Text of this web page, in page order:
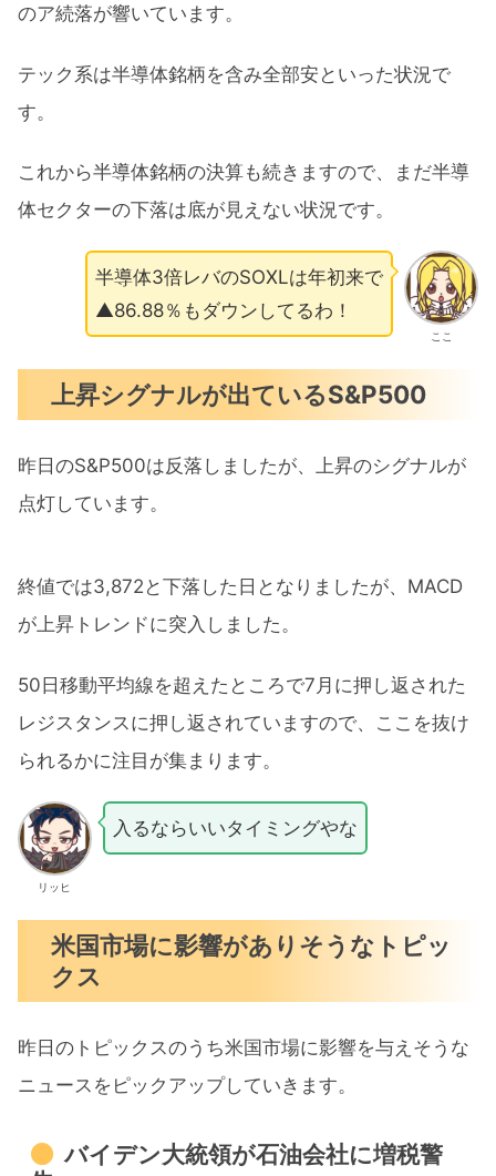
のア続落が響いています。
テック系は半導体銘柄を含み全部安といった状況で
す。
これから半導体銘柄の決算も続きますので、まだ半導
体セクターの下落は底が見えない状況です。
ここ
半導体3倍レバのSOXLは年初来で
▲86.88％もダウンしてるわ！
上昇シグナルが出ているS&P500
昨日のS&P500は反落しましたが、上昇のシグナルが
点灯しています。
終値では3,872と下落した日となりましたが、MACD
が上昇トレンドに突入しました。
50日移動平均線を超えたところで7月に押し返された
レジスタンスに押し返されていますので、ここを抜け
られるかに注目が集まります。
リッヒ
入るならいいタイミングやな
米国市場に影響がありそうなトピッ
クス
昨日のトピックスのうち米国市場に影響を与えそうな
ニュースをピックアップしていきます。
バイデン大統領が石油会社に増税警